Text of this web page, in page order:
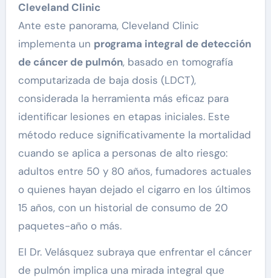
Cleveland Clinic
Ante este panorama, Cleveland Clinic
implementa un programa integral de detección
de cáncer de pulmón, basado en tomografía
computarizada de baja dosis (LDCT),
considerada la herramienta más eficaz para
identificar lesiones en etapas iniciales. Este
método reduce significativamente la mortalidad
cuando se aplica a personas de alto riesgo:
adultos entre 50 y 80 años, fumadores actuales
o quienes hayan dejado el cigarro en los últimos
15 años, con un historial de consumo de 20
paquetes-año o más.
El Dr. Velásquez subraya que enfrentar el cáncer
de pulmón implica una mirada integral que